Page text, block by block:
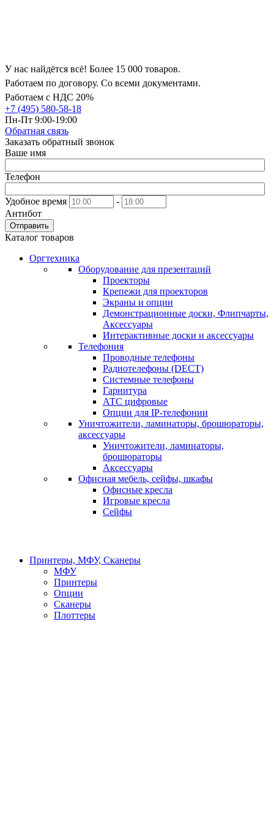
У нас найдётся всё! Более 15 000 товаров.
Работаем по договору. Со всеми документами.
Работаем с НДС 20%
+7 (495) 580-58-18
Пн-Пт 9:00-19:00
Обратная связь
Заказать обратный звонок
Ваше имя
Телефон
Удобное время
-
Антибот
Отправить
Каталог товаров
Оргтехника
Оборудование для презентаций
Проекторы
Крепежи для проекторов
Экраны и опции
Демонстрационные доски, Флипчарты,
Аксессуары
Интерактивные доски и аксессуары
Телефония
Проводные телефоны
Радиотелефоны (DECT)
Системные телефоны
Гарнитура
АТС цифровые
Опции для IP-телефонии
Уничтожители, ламинаторы, брошюраторы,
аксессуары
Уничтожители, ламинаторы,
брошюраторы
Аксессуары
Офисная мебель, сейфы, шкафы
Офисные кресла
Игровые кресла
Сейфы
Принтеры, МФУ, Сканеры
МФУ
Принтеры
Опции
Сканеры
Плоттеры